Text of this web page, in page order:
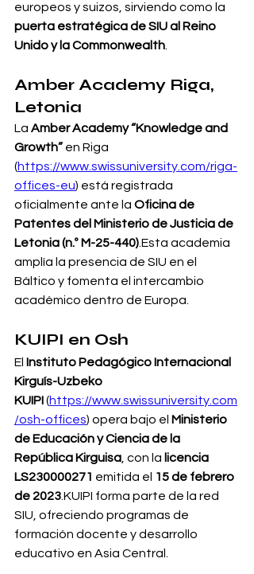
europeos y suizos, sirviendo como la
puerta estratégica de SIU al Reino
Unido y la Commonwealth
Amber Academy Riga,
Letonia
La Amber Academy “Knowledge and
Growth” en Riga
(https://www.swissuniversity.com/riga-
offices-eu) está registrada
oficialmente ante la Oficina de
Patentes del Ministerio de Justicia de
Letonia (n.º M-25-440).Esta academia
amplía la presencia de SIU en el
Báltico y fomenta el intercambio
académico dentro de Europa.
KUIPI en Osh
El Instituto Pedagógico Internacional
Kirguís-Uzbeko
KUIPI (https://www.swissuniversity.com
/osh-offices) opera bajo el Ministerio
de Educación y Ciencia de la
República Kirguisa , con la licencia
LS230000271 emitida el 15 de febrero
de 2023.KUIPI forma parte de la red
SIU, ofreciendo programas de
formación docente y desarrollo
educativo en Asia Central.